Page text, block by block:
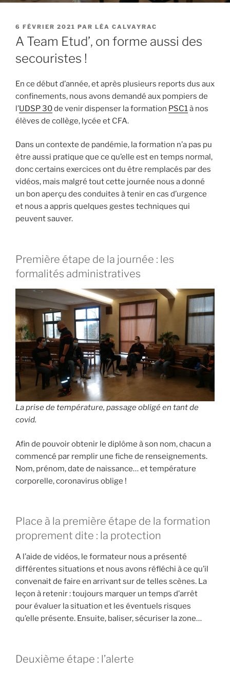
PUBLIÉ
LE
6 FÉVRIER 2021 PAR LÉA CALVAYRAC
A Team Etud’, on forme aussi des
secouristes !
En ce début d’année, et après plusieurs reports dus aux
confinements, nous avons demandé aux pompiers de
l’UDSP 30de venir dispenser la formation PSC1à nos
élèves de collège, lycée et CFA.
Dans un contexte de pandémie, la formation n’a pas pu
être aussi pratique que ce qu’elle est en temps normal,
donc certains exercices ont du être remplacés par des
vidéos, mais malgré tout cette journée nous a donné
un bon aperçu des conduites à tenir en cas d’urgence
et nous a appris quelques gestes techniques qui
peuvent sauver.
Première étape de la journée : les
formalités administratives
La prise de température, passage obligé en tant de
covid.
Afin de pouvoir obtenir le diplôme à son nom, chacun a
commencé par remplir une fiche de renseignements.
Nom, prénom, date de naissance… et température
corporelle, coronavirus oblige !
Place à la première étape de la formation
proprement dite : la protection
A l’aide de vidéos, le formateur nous a présenté
différentes situations et nous avons réfléchi à ce qu’il
convenait de faire en arrivant sur de telles scènes. La
leçon à retenir : toujours marquer un temps d’arrêt
pour évaluer la situation et les éventuels risques
qu’elle présente. Ensuite, baliser, sécuriser la zone…
Deuxième étape : l’alerte